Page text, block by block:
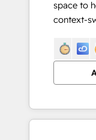
space to
context-